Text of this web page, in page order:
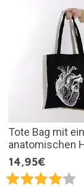
Tote Bag mit
anatomischen
14,95€